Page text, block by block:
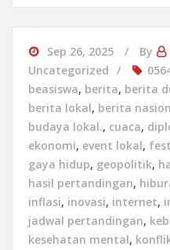
Sep 26, 2025 By
Uncategorized
beasiswa, berita, berita
berita lokal, berita
budaya lokal., cuaca,
ekonomi, event lokal,
gaya hidup, geopolitik,
hasil pertandingan,
inflasi, inovasi, internet,
jadwal pertandingan,
kesehatan mental,